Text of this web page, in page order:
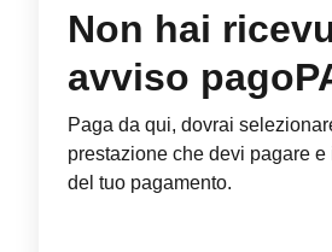
Non hai
avviso
Paga da qui, dovrai
prestazione che devi pagare
del tuo pagamento.